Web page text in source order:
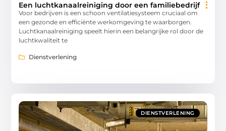
Een luchtkanaalreiniging door een familiebedrijf
Voor bedrijven is een schoon ventilatiesysteem cruciaal om
een gezonde en efficiënte werkomgeving te waarborgen.
Luchtkanaalreiniging speelt hierin een belangrijke rol door de
luchtkwaliteit te
Dienstverlening
DIENSTVERLENING